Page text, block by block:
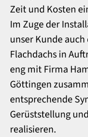
Zeit und Kosten
Im Zuge der
unser Kunde
Flachdachs in
eng mit Firma
Göttingen
entsprechende
Gerüststellung
realisieren.